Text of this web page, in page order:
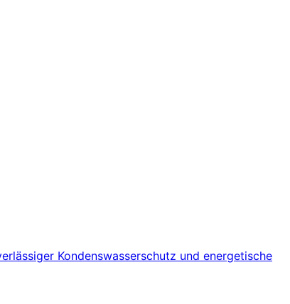
Kondenswasserschutz und energetische